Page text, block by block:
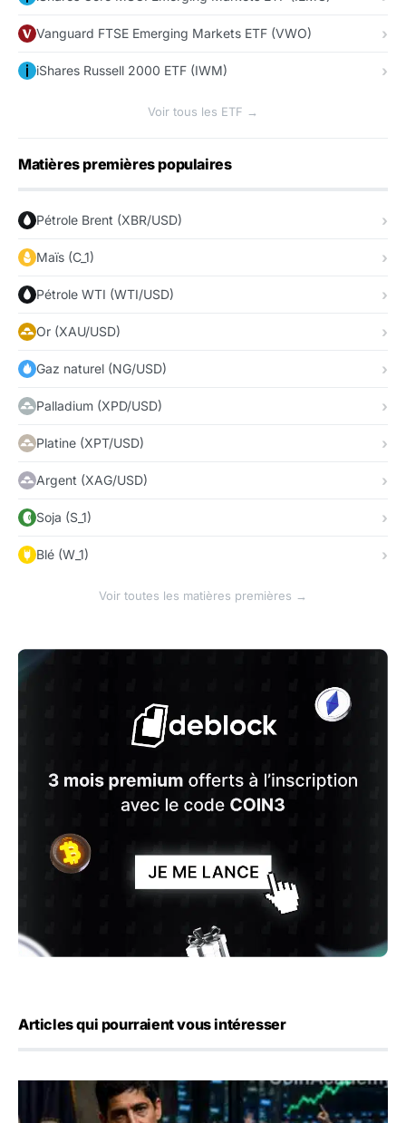
Vanguard FTSE Emerging Markets ETF (VWO)
iShares Russell 2000 ETF (IWM)
Voir tous les ETF →
Matières premières populaires
Pétrole Brent (XBR/USD)
Maïs (C_1)
Pétrole WTI (WTI/USD)
Or (XAU/USD)
Gaz naturel (NG/USD)
Palladium (XPD/USD)
Platine (XPT/USD)
Argent (XAG/USD)
Soja (S_1)
Blé (W_1)
Voir toutes les matières premières →
Articles qui pourraient vous intéresser
Emploi américain : 23 000 postes détruits en juillet, les